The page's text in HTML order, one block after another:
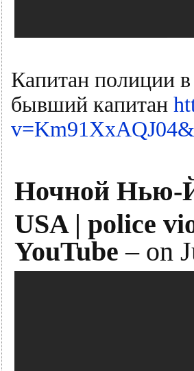
Капитан полиции
бывший капитан
Ночной Нью-
USA | police
YouTube – on